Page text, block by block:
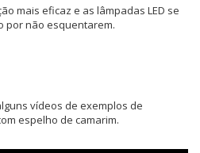
mais eficaz e as lâmpadas LED se
por não esquentarem.
vídeos de exemplos de
espelho de camarim.